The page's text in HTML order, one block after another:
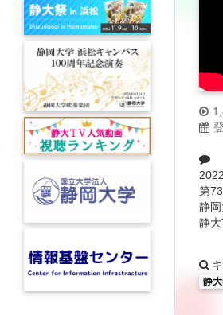
第
静
静
静